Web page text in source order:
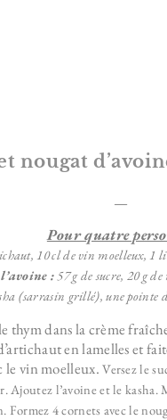
nougat
—
Pour quatre
10 cl de vin moelleux, 1
:57 g de sucre, 20 g
(sarrasin grillé),une pointe
thym dans la crème
en lamelles et
le vin moelleux.Versez le
Ajoutez l’avoine et le kasha.
Formez 4 cornets avec le